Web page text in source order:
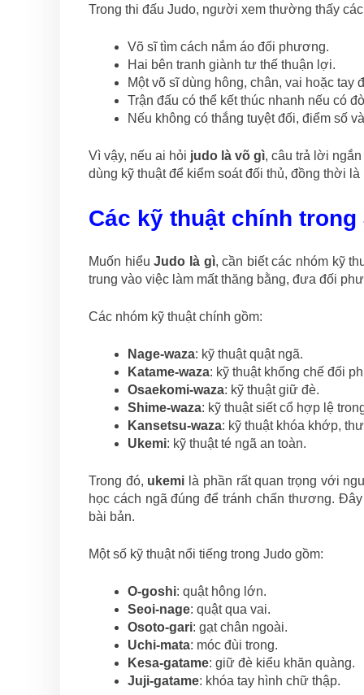
Trong thi đấu Judo, người xem thường thấy
Võ sĩ tìm cách nắm áo đối phương.
Hai bên tranh giành tư thế thuận lợi.
Một võ sĩ dùng hông, chân, vai hoặc tay
Trận đấu có thể kết thúc nhanh nếu có
Nếu không có thắng tuyệt đối, điểm số
Vì vậy, nếu ai hỏi judo là võ gì, câu trả lời
dùng kỹ thuật để kiểm soát đối thủ, đồng thời
Các kỹ thuật chính trong
Muốn hiểuJudo là gì, cần biết các nhóm kỹ
trung vào việc làm mất thăng bằng, đưa đối
Các nhóm kỹ thuật chính gồm:
Nage-waza: kỹ thuật quật ngã.
Katame-waza: kỹ thuật khống chế đối
Osaekomi-waza: kỹ thuật giữ đè.
Shime-waza: kỹ thuật siết cổ hợp lệ
Kansetsu-waza: kỹ thuật khóa khớp,
Ukemi: kỹ thuật té ngã an toàn.
Trong đó, ukemi là phần rất quan trọng với
học cách ngã đúng để tránh chấn thương.
bài bản.
Một số kỹ thuật nổi tiếng trong Judo gồm:
O-goshi: quật hông lớn.
Seoi-nage: quật qua vai.
Osoto-gari: gạt chân ngoài.
Uchi-mata: móc đùi trong.
Kesa-gatame: giữ đè kiểu khăn quàng.
Juji-gatame: khóa tay hình chữ thập.